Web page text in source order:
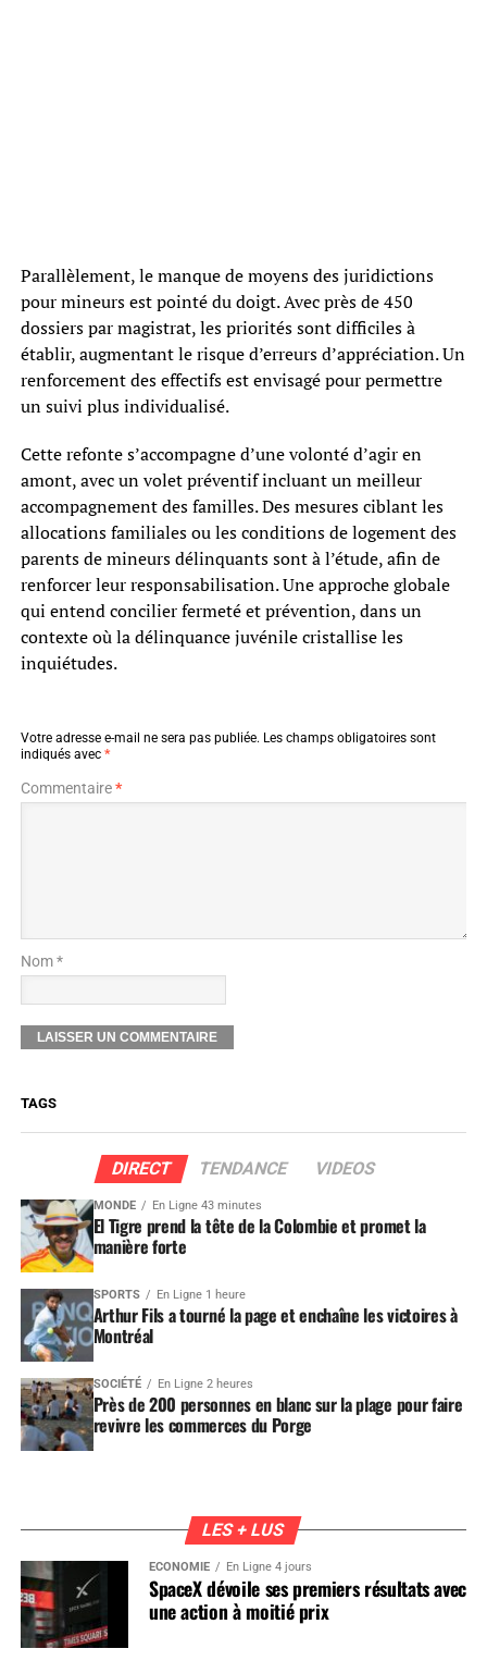
Parallèlement, le manque de moyens des juridictions
pour mineurs est pointé du doigt. Avec près de 450
dossiers par magistrat, les priorités sont difficiles à
établir, augmentant le risque d’erreurs d’appréciation. Un
renforcement des effectifs est envisagé pour permettre
un suivi plus individualisé.
Cette refonte s’accompagne d’une volonté d’agir en
amont, avec un volet préventif incluant un meilleur
accompagnement des familles. Des mesures ciblant les
allocations familiales ou les conditions de logement des
parents de mineurs délinquants sont à l’étude, afin de
renforcer leur responsabilisation. Une approche globale
qui entend concilier fermeté et prévention, dans un
contexte où la délinquance juvénile cristallise les
inquiétudes.
Votre adresse e-mail ne sera pas publiée. Les champs obligatoires sont
indiqués avec *
Commentaire*
Nom *
TAGS
DIRECT TENDANCE VIDEOS
MONDE En Ligne 43 minutes
El Tigre prend la tête de la Colombie et promet la
manière forte
SPORTS En Ligne 1 heure
Arthur Fils a tourné la page et enchaîne les victoires à
Montréal
SOCIÉTÉ En Ligne 2 heures
Près de 200 personnes en blanc sur la plage pour faire
revivre les commerces du Porge
LES + LUS
ÉCONOMIE En Ligne 4 jours
SpaceX dévoile ses premiers résultats avec
une action à moitié prix